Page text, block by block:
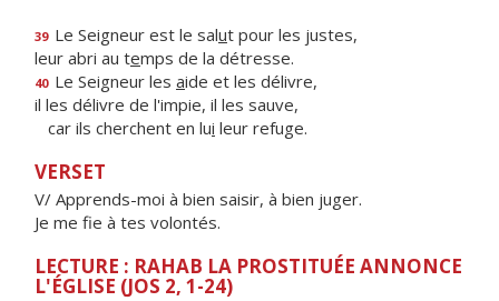
39 Le Seigneur est le salut pour les justes,
leur abri au temps de la détresse.
40 Le Seigneur les aide et les délivre,
il les délivre de l'impie, il les sauve,
car ils cherchent en lui leur refuge.
VERSET
V/ Apprends-moi à bien saisir, à bien juger.
Je me fie à tes volontés.
LECTURE : RAHAB LA PROSTITUÉE ANNONCE
L'ÉGLISE (JOS 2, 1-24)